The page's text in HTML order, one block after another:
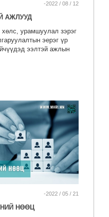
-2022 / 08 / 12
АЖЛУУД
хөлс, урамшуулал зэрэг
эерэг үр
ээлтэй ажлын
-2022 / 05 / 21
НӨӨЦ